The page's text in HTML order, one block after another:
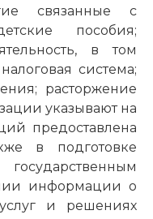
связанные с
пособия;
в том
система;
расторжение
указывают на
предоставлена
в подготовке
информации о
и решениях